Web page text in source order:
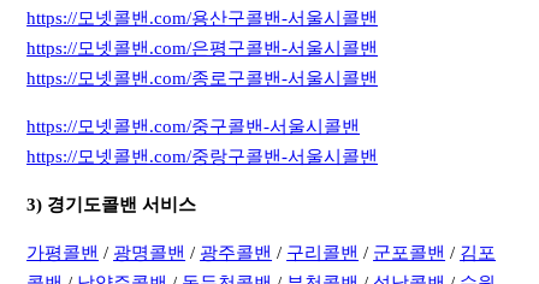
https://모넷콜밴.com/용산구콜밴-서울시콜밴
https://모넷콜밴.com/은평구콜밴-서울시콜밴
https://모넷콜밴.com/종로구콜밴-서울시콜밴
https://모넷콜밴.com/중구콜밴-서울시콜밴
https://모넷콜밴.com/중랑구콜밴-서울시콜밴
3) 경기도콜밴 서비스
가평콜밴 / 광명콜밴 / 광주콜밴 / 구리콜밴 / 군포콜밴 / 김포